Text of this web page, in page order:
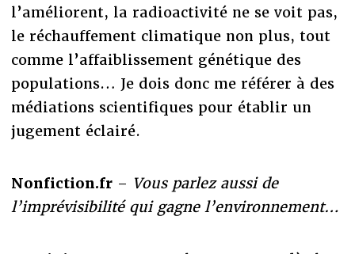
l’améliorent, la radioactivité ne se voit pas,
le réchauffement climatique non plus, tout
comme l’affaiblissement génétique des
populations… Je dois donc me référer à des
médiations scientifiques pour établir un
jugement éclairé.
Nonfiction.fr – Vous parlez aussi de
l’imprévisibilité qui gagne l’environnement…